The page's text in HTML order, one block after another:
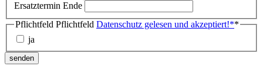
Ersatztermin Ende
Pflichtfeld Pflichtfeld Datenschutz gelesen und akzeptiert!**
ja
senden